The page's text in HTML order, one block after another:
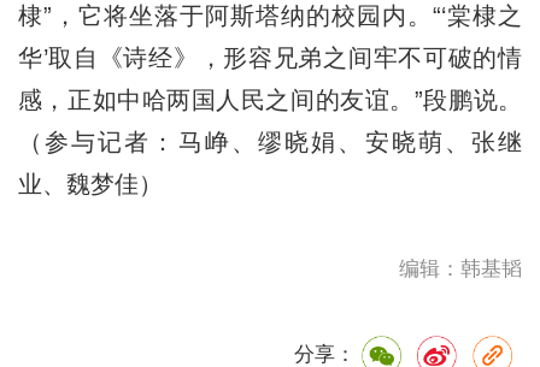
棣”，它将坐落于阿斯塔纳的校园内。“‘棠棣之
华’取自《诗经》，形容兄弟之间牢不可破的情
感，正如中哈两国人民之间的友谊。”段鹏说。
（参与记者：马峥、缪晓娟、安晓萌、张继
业、魏梦佳）
编辑：韩基韬
分享：